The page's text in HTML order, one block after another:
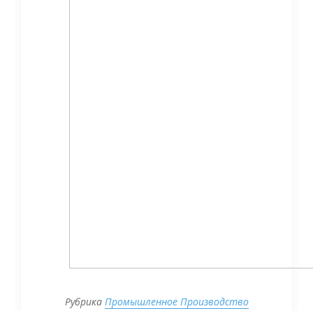
Рубрика Промышленное Производство